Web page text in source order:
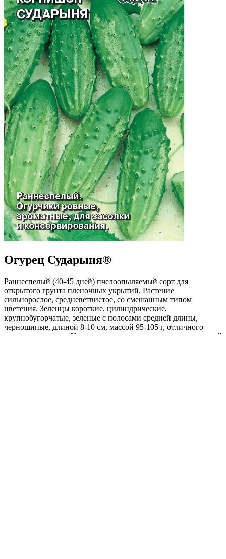
Огурец Сударыня®
Раннеспелый (40-45 дней) пчелоопыляемый сорт для
открытого грунта пленочных укрытий. Растение
сильнорослое, средневетвистое, со смешанным типом
цветения. Зеленцы короткие, цилиндрические,
крупнобугорчатые, зеленые с полосами средней длины,
черношипые, длиной 8-10 см, массой 95-105 г, отличного
вкуса, не желтеют. Ценность сорта: выносливость к огуречной